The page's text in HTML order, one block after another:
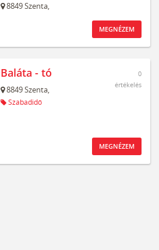
8849Szenta,
MEGNÉZEM
Baláta - tó
8849Szenta,
Szabadidő
0
értékelés
MEGNÉZEM